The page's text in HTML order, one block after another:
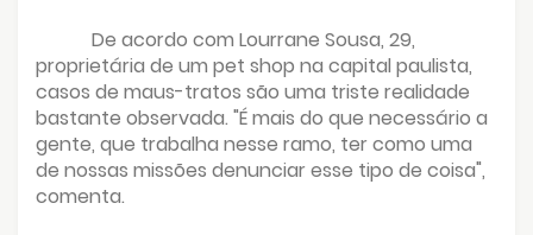
De acordo com Lourrane Sousa, 29,
proprietária de um pet shop na capital paulista,
casos de maus-tratos são uma triste realidade
bastante observada. "É mais do que necessário a
gente, que trabalha nesse ramo, ter como uma
de nossas missões denunciar esse tipo de coisa",
comenta.